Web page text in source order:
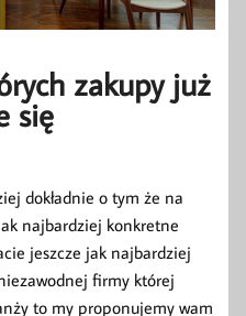
zakupy już
się
dokładnie o tym że na
najbardziej konkretne
jeszcze jak najbardziej
firmy której
to my proponujemy wam